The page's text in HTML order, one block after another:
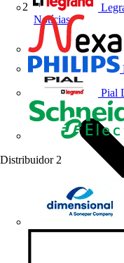
Pial
Distribuidor 2
Notícias